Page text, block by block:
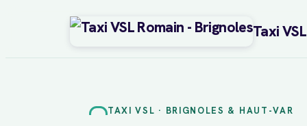
Taxi
TAXI VSL · BRIGNOLES & HAUT-VAR